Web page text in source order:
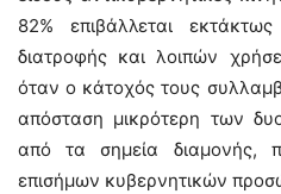
82% επιβάλλεται
διατροφής και λοιπών
όταν ο κάτοχός τους
απόσταση μικρότερη των
από τα σημεία διαμονής,
επισήμων κυβερνητικών